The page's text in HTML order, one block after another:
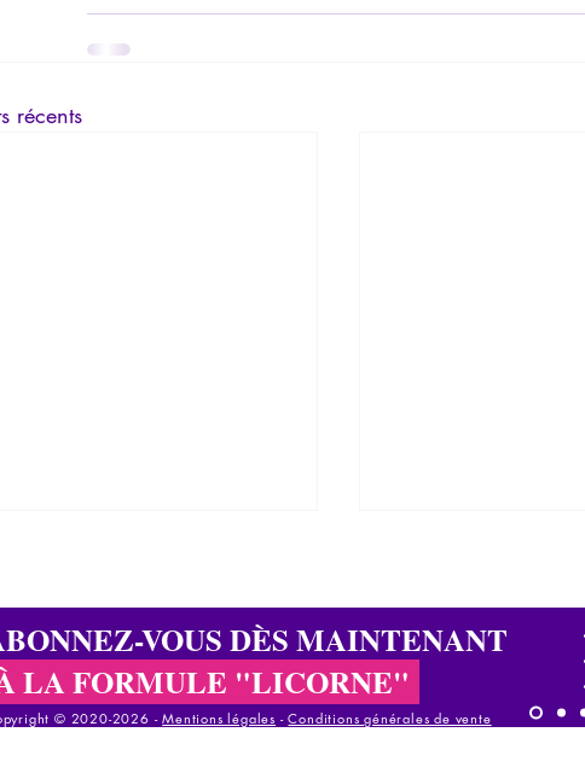
récents
VOUS DÈS MAINTENANT
LA FORMULE "LICORNE"
© 2020-2026 - Mentions légales -Conditions générales de vente